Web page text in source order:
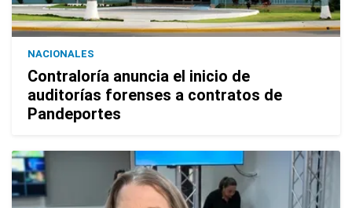
NACIONALES
Contraloría anuncia el inicio de
auditorías forenses a contratos de
Pandeportes